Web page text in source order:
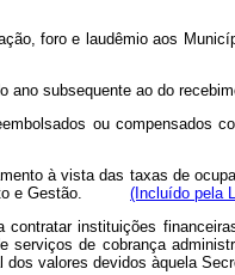
foro e laudêmio aos
ano subsequente ao do
ou compensados
à vista das taxas de
e Gestão. (Incluído pela
instituições
de cobrança
dos valores devidos